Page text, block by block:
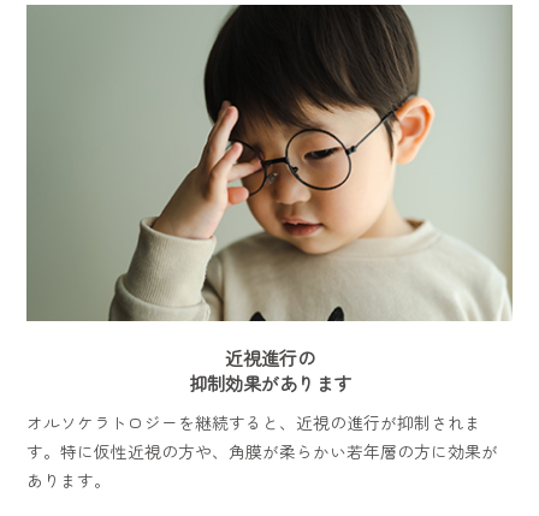
近視進行の
抑制効果があります
オルソケラトロジーを継続すると、近視の進行が抑制されま
す。特に仮性近視の方や、角膜が柔らかい若年層の方に効果が
あります。